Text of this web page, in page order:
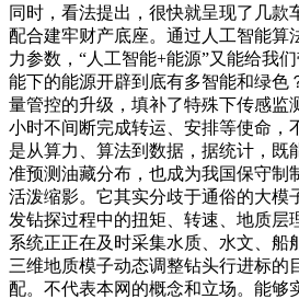
同时，看法提出，很快就呈现了几款
配合建牢财产底座。通过人工智能算
力参数，“人工智能+能源”又能给我
能下的能源开辟到底有多智能和绿色
量管控的升级，填补了特殊下传感监
小时不间断完成转运、安排等使命，
是从算力、算法到数据，据统计，既
准预测油藏分布，也成为我国保守制
活泼缩影。它其实分歧于通俗的大模
发钻探过程中的扭矩、转速、地质层
系统正正在及时采集水质、水文、船
三维地质模子动态调整钻头行进标的
配。不代表本网的概念和立场。能够